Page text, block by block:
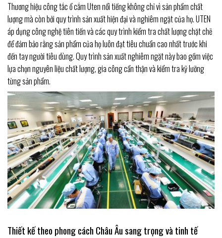
Thương hiệu công tắc ổ cắm Uten nổi tiếng không chỉ vì sản phẩm chất
lượng mà còn bởi quy trình sản xuất hiện đại và nghiêm ngặt của họ. UTEN
áp dụng công nghệ tiên tiến và các quy trình kiểm tra chất lượng chặt chẽ
để đảm bảo rằng sản phẩm của họ luôn đạt tiêu chuẩn cao nhất trước khi
đến tay người tiêu dùng. Quy trình sản xuất nghiêm ngặt này bao gồm việc
lựa chọn nguyên liệu chất lượng, gia công cẩn thận và kiểm tra kỹ lưỡng
từng sản phẩm.
Thiết kế theo phong cách Châu Âu sang trọng và tinh tế